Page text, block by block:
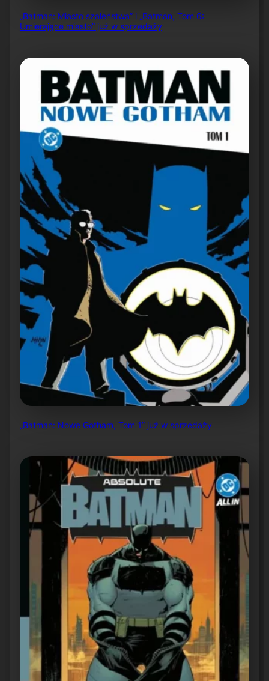
„Batman: Miasto szaleństwa” i „Batman, Tom 6:
Umierające miasto” już w sprzedaży
„Batman: Nowe Gotham, Tom 1” już w sprzedaży